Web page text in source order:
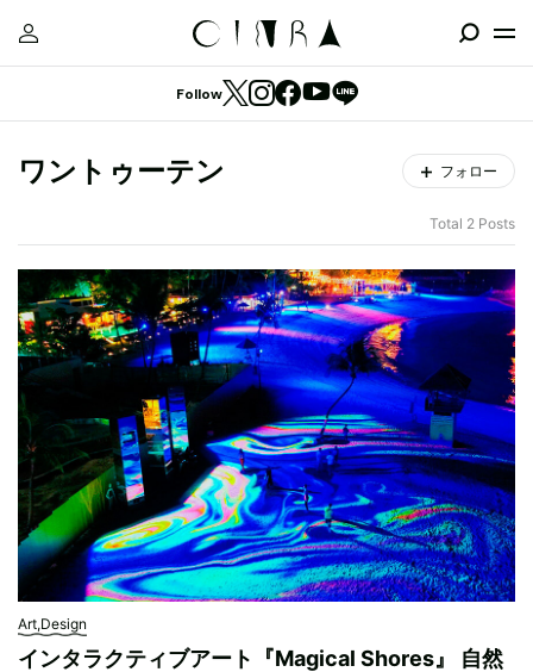
Follow
ワントゥーテン フォロー
Total 2 Posts
Art,Design
インタラクティブアート『Magical Shores』 自然